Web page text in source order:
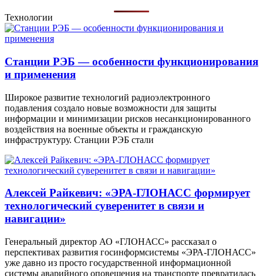
Технологии
Станции РЭБ — особенности функционирования
и применения
Широкое развитие технологий радиоэлектронного
подавления создало новые возможности для защиты
информации и минимизации рисков несанкционированного
воздействия на военные объекты и гражданскую
инфраструктуру. Станции РЭБ стали
Алексей Райкевич: «ЭРА-ГЛОНАСС формирует
технологический суверенитет в связи и
навигации»
Генеральный директор АО «ГЛОНАСС» рассказал о
перспективах развития госинформсистемы «ЭРА-ГЛОНАСС»
уже давно из просто государственной информационной
системы аварийного оповещения на транспорте превратилась